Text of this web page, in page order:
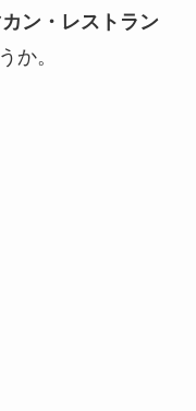
ン・レストラン
か。